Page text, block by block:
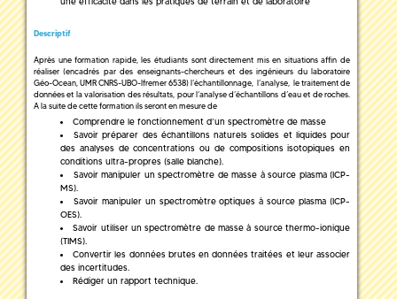
Descriptif
Après une formation rapide, les étudiants sont directement mis en situations affin de
réaliser (encadrés par des enseignants-chercheurs et des ingénieurs du laboratoire
Géo-Ocean, UMR CNRS-UBO-Ifremer 6538) l’échantillonnage, l’analyse, le traitement de
données et la valorisation des résultats, pour l’analyse d’échantillons d’eau et de roches.
A la suite de cette formation ils seront en mesure de
Comprendre le fonctionnement d’un spectromètre de masse
Savoir préparer des échantillons naturels solides et liquides pour
des analyses de concentrations ou de compositions isotopiques en
conditions ultra-propres (salle blanche).
Savoir manipuler un spectromètre de masse à source plasma (ICP-
MS).
Savoir manipuler un spectromètre optiques à source plasma (ICP-
OES).
Savoir utiliser un spectromètre de masse à source thermo-ionique
(TIMS).
Convertir les données brutes en données traitées et leur associer
des incertitudes.
Rédiger un rapport technique.